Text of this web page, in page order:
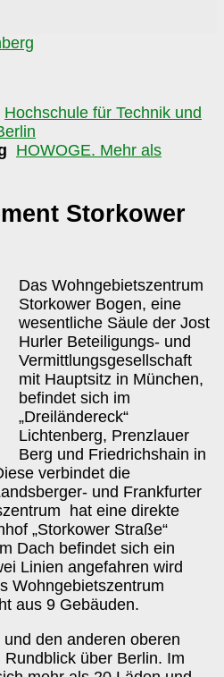
Hochschule für Technik und
HOWOGE. Mehr als
Storkower
Das Wohngebietszentrum
Storkower Bogen, eine
wesentliche Säule der Jost
Hurler Beteiligungs- und
Vermittlungsgesellschaft
mit Hauptsitz in München,
befindet sich im
„Dreiländereck“
Lichtenberg, Prenzlauer
Berg und Friedrichshain in
verbindet die
und Frankfurter
hat eine direkte
„Storkower Straße“
Dach befindet sich ein
Linien angefahren wird
Wohngebietszentrum
aus 9 Gebäuden.
den anderen oberen
über Berlin. Im